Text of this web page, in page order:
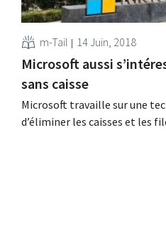
m-Tail 14 Juin, 2018
Microsoft aussi
sans caisse
Microsoft travaille sur une
d’éliminer les caisses et les